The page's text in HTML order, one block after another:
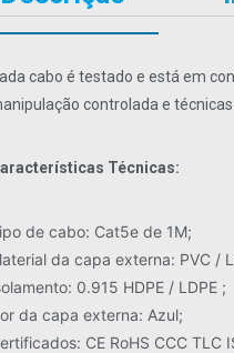
cabo é testado e está em
controlada e
Técnicas:
de cabo: Cat5e de 1M;
da capa externa: PVC /
0.915 HDPE / LDPE ;
da capa externa: Azul;
CE RoHS CCC TLC